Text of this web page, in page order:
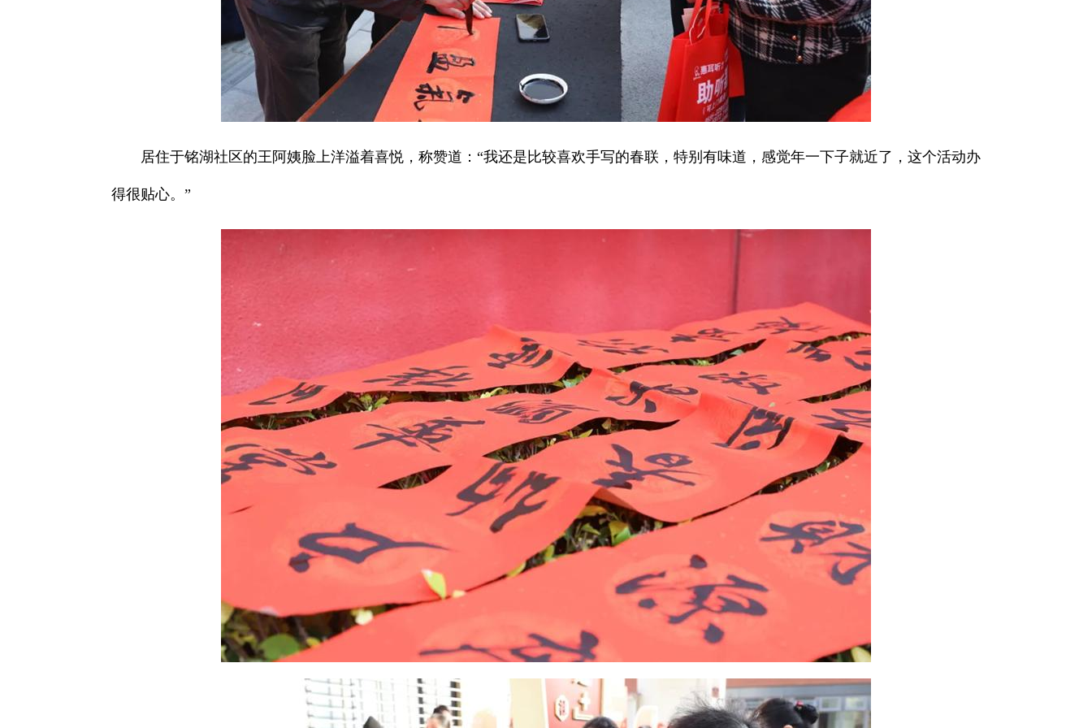
居住于铭湖社区的王阿姨脸上洋溢着喜悦，称赞道：“我还是比较喜欢手写的春联，特别有味道，感觉年一下子就近了，这个活动办
得很贴心。”